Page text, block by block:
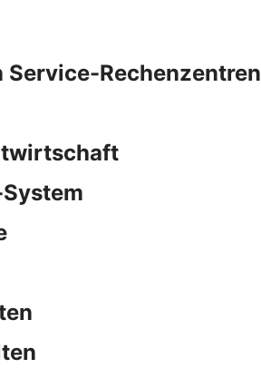
Rechenzentren